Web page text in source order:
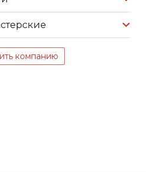
компанию